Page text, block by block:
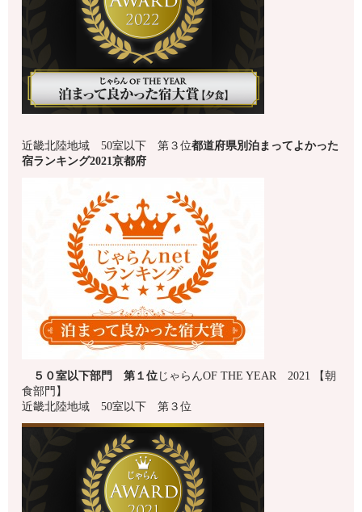
近畿北陸地域 50室以下 第３位都道府県別泊まってよかった
宿ランキング2021京都府
５０室以下部門 第１位 じゃらんOF THE YEAR 2021 【朝
食部門】
近畿北陸地域 50室以下 第３位